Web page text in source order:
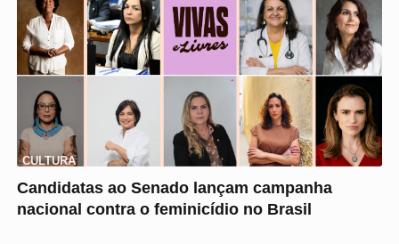
CULTURA
Candidatas ao Senado lançam campanha
nacional contra o feminicídio no Brasil